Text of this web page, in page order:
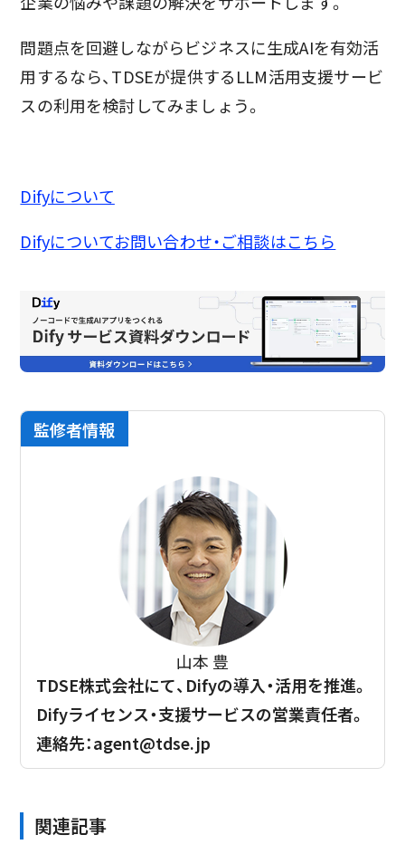
問題点を回避しながらビジネスに生成AIを有効活
用するなら、TDSEが提供するLLM活用支援サービ
スの利用を検討してみましょう。
Difyについて
Difyについてお問い合わせ・ご相談はこちら
監修者情報
山本 豊
TDSE株式会社にて、Difyの導入・活用を推進。
Difyライセンス・支援サービスの営業責任者。
連絡先：agent@tdse.jp
関連記事